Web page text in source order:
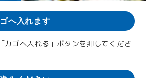
へ入れます
カゴへ入れる」ボタンを押してくださ